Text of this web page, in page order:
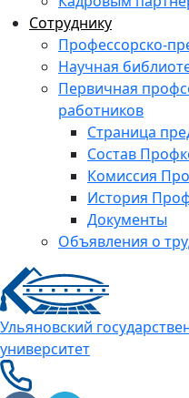
Сотруднику
Профессорско-
Научная
Первичная
работников
Страница
Состав
Комиссия
История
Документы
Объявления о
Ульяновский
университет